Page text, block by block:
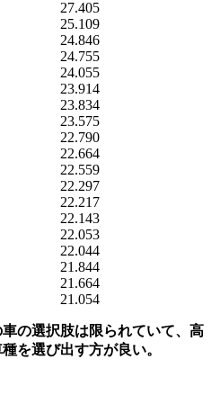
27.405
25.109
24.846
24.755
24.055
23.914
23.834
23.575
22.790
22.664
22.559
22.297
22.217
22.143
22.053
22.044
21.844
21.664
21.054
の選択肢は限られていて、高
を選び出す方が良い。